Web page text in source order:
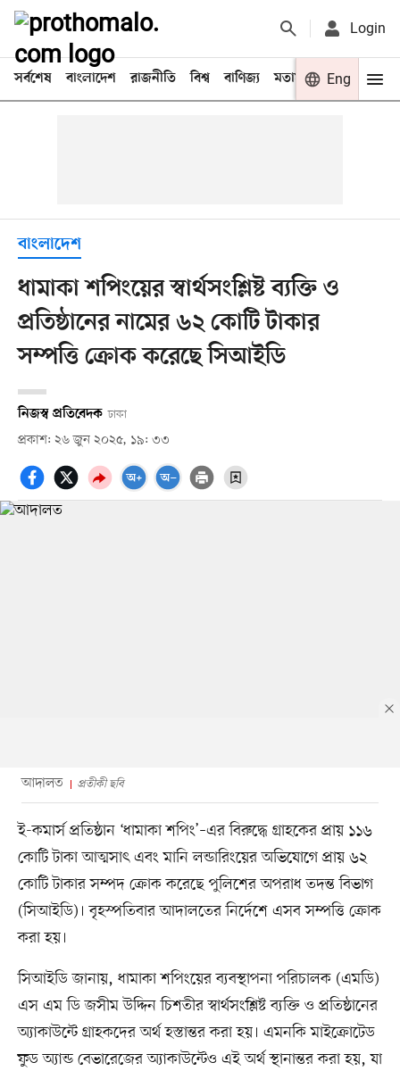
Login
সর্বশেষ বাংলাদেশ রাজনীতি বিশ্ব বাণিজ্য মতামত খেলা
Eng
বাংলাদেশ
ধামাকা শপিংয়ের স্বার্থসংশ্লিষ্ট ব্যক্তি ও
প্রতিষ্ঠানের নামের ৬২ কোটি টাকার
সম্পত্তি ক্রোক করেছে সিআইডি
নিজস্ব প্রতিবেদক ঢাকা
প্রকাশ: ২৬ জুন ২০২৫, ১৯: ৩৩
আদালত প্রতীকী ছবি
ই-কমার্স প্রতিষ্ঠান ‘ধামাকা শপিং’–এর বিরুদ্ধে গ্রাহকের প্রায় ১১৬
কোটি টাকা আত্মসাৎ এবং মানি লন্ডারিংয়ের অভিযোগে প্রায় ৬২
কোটি টাকার সম্পদ ক্রোক করেছে পুলিশের অপরাধ তদন্ত বিভাগ
(সিআইডি)। বৃহস্পতিবার আদালতের নির্দেশে এসব সম্পত্তি ক্রোক
করা হয়।
সিআইডি জানায়, ধামাকা শপিংয়ের ব্যবস্থাপনা পরিচালক (এমডি)
এস এম ডি জসীম উদ্দিন চিশতীর স্বার্থসংশ্লিষ্ট ব্যক্তি ও প্রতিষ্ঠানের
অ্যাকাউন্টে গ্রাহকদের অর্থ হস্তান্তর করা হয়। এমনকি মাইক্রোটেড
ফুড অ্যান্ড বেভারেজের অ্যাকাউন্টেও এই অর্থ স্থানান্তর করা হয়, যা